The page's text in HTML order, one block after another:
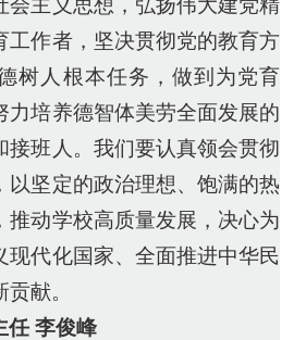
工作者，坚决贯彻党的教育方
树人根本任务，做到为党育
力培养德智体美劳全面发展的
接班人。我们要认真领会贯彻
以坚定的政治理想、饱满的热
推动学校高质量发展，决心为
现代化国家、全面推进中华民
献。
任 李俊峰